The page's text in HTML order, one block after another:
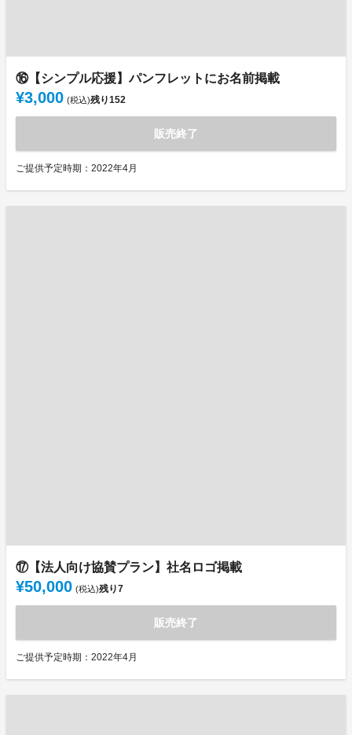
⑯【シンプル応援】パンフレットにお名前掲載
¥3,000 (税込)残り152
販売終了
ご提供予定時期：2022年4月
⑰【法人向け協賛プラン】社名ロゴ掲載
¥50,000 (税込)残り7
販売終了
ご提供予定時期：2022年4月